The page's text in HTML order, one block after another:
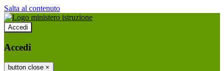
Salta al contenuto
Accedi
Accedi
button close ×